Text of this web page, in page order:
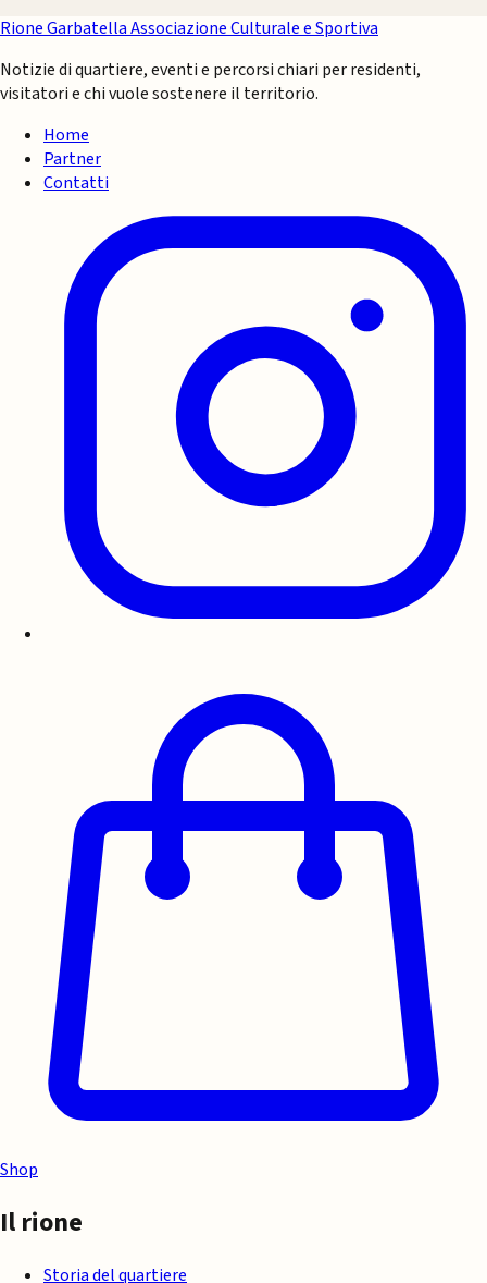
Rione GarbatellaAssociazione Culturale e Sportiva
Notizie di quartiere, eventi e percorsi chiari per residenti,
visitatori e chi vuole sostenere il territorio.
Home
Partner
Contatti
Shop
Il rione
Storia del quartiere